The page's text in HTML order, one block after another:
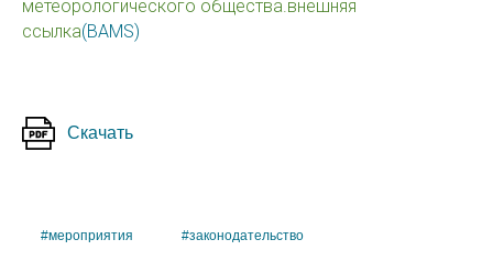
метеорологического общества.внешняя
ссылка(BAMS)
Скачать
#мероприятия #законодательство